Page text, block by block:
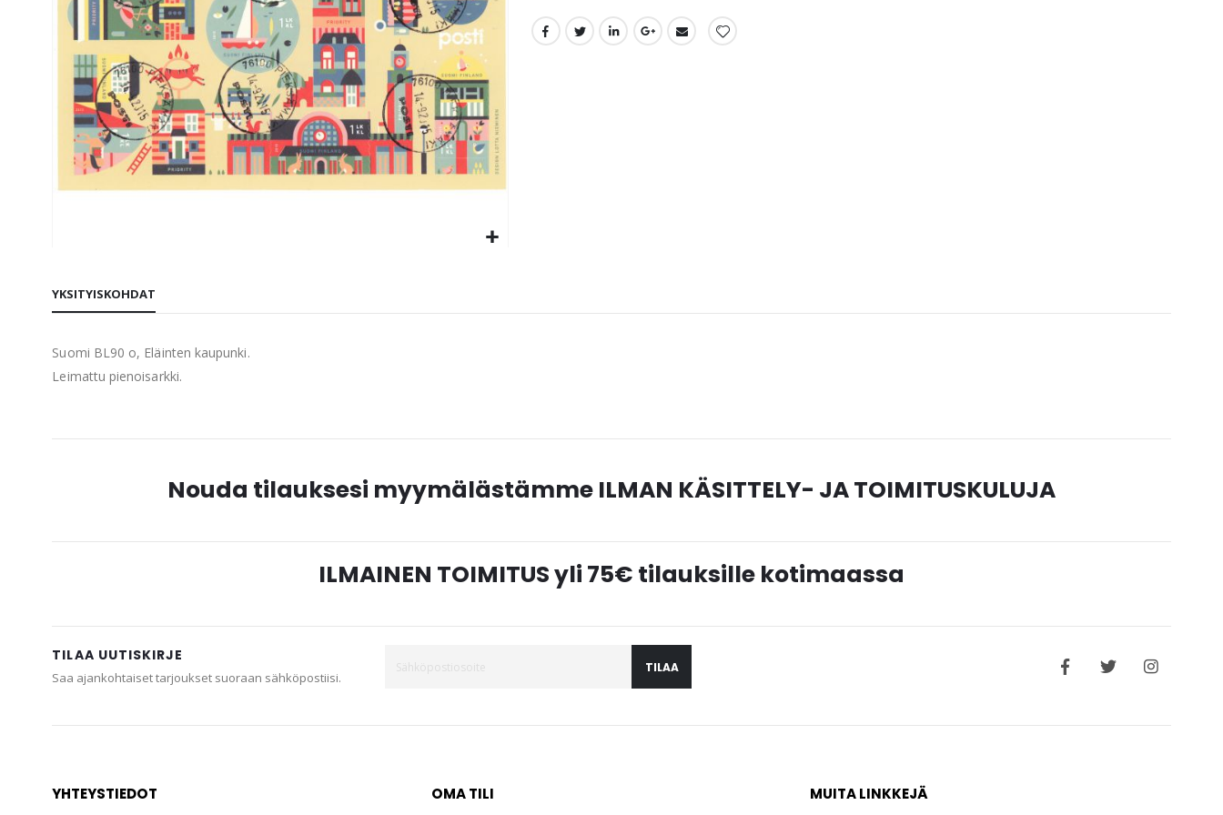
the
of
YKSITYISKOHDAT
Suomi BL90 o, Eläinten kaupunki.
Leimattu pienoisarkki.
Nouda tilauksesi myymälästämme ILMAN KÄSITTELY- JA TOIMITUSKULUJA
ILMAINEN TOIMITUS yli 75€ tilauksille kotimaassa
TILAA UUTISKIRJE
Saa ajankohtaiset tarjoukset suoraan sähköpostiisi.
TILAA
YHTEYSTIEDOT OMA TILI MUITA LINKKEJÄ